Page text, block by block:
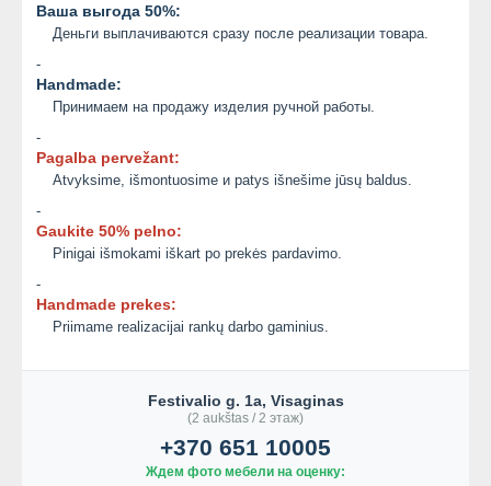
Ваша выгода 50%:
Деньги выплачиваются сразу после реализации товара.
-
Handmade:
Принимаем на продажу изделия ручной работы.
-
Pagalba pervežant:
Atvyksime, išmontuosime и patys išnešime jūsų baldus.
-
Gaukite 50% pelno:
Pinigai išmokami iškart po prekės pardavimo.
-
Handmade prekes:
Priimame realizacijai rankų darbo gaminius.
Festivalio g. 1a, Visaginas
(2 aukštas / 2 этаж)
+370 651 10005
Ждем фото мебели на оценку: